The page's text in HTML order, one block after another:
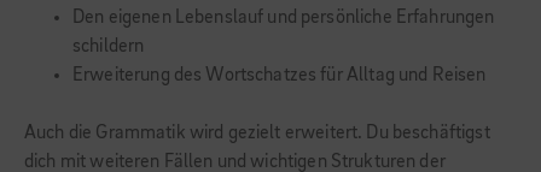
Den eigenen Lebenslauf und persönliche Erfahrungen
schildern
Erweiterung des Wortschatzes für Alltag und Reisen
Auch die Grammatik wird gezielt erweitert. Du beschäftigst
dich mit weiteren Fällen und wichtigen Strukturen der